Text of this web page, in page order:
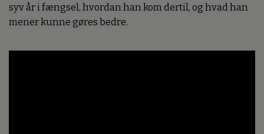
syv år i fængsel, hvordan han kom dertil, og hvad han
mener kunne gøres bedre.